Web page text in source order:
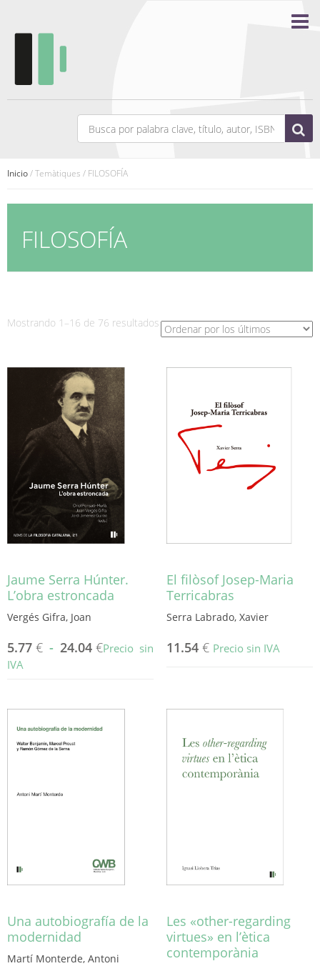
Inicio/ Temàtiques / FILOSOFÍA
FILOSOFÍA
Mostrando 1–16 de 76 resultadosOrdenado
por
últimos
Jaume Serra Húnter.
L’obra estroncada
Vergés Gifra, Joan
5.77 € - 24.04 €Precio sin
IVA
múltiples
variantes.
se
página
de
El filòsof Josep-Maria
Terricabras
Serra Labrado, Xavier
11.54 € Precio sin IVA
Una autobiografía de la
modernidad
Martí Monterde, Antoni
Les «other-regarding
virtues» en l’ètica
contemporània